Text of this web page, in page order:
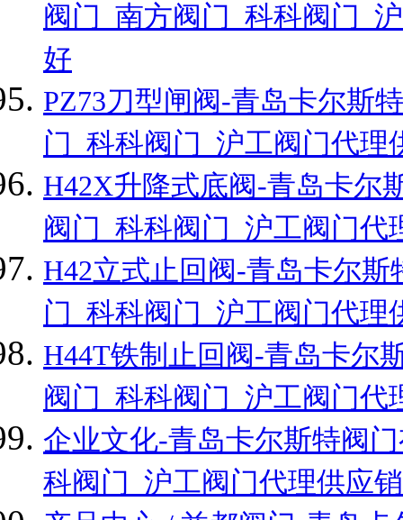
阀门_南方阀门_科科阀门_
好
PZ73刀型闸阀-青岛卡尔斯
门_科科阀门_沪工阀门代
H42X升降式底阀-青岛卡尔
阀门_科科阀门_沪工阀门
H42立式止回阀-青岛卡尔
门_科科阀门_沪工阀门代
H44T铁制止回阀-青岛卡尔
阀门_科科阀门_沪工阀门
企业文化-青岛卡尔斯特阀
科阀门_沪工阀门代理供应